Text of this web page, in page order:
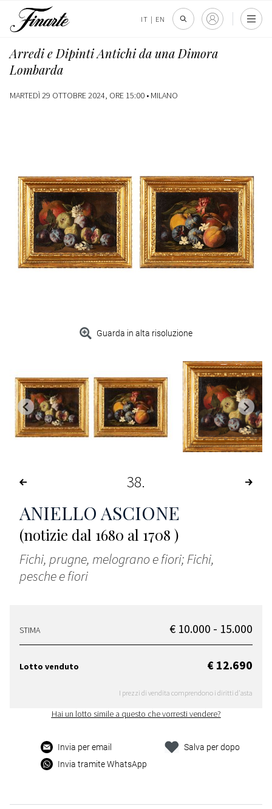
IT | EN
Arredi e Dipinti Antichi da una Dimora
Lombarda
MARTEDÌ 29 OTTOBRE 2024, ORE 15:00 • MILANO
Guarda in alta risoluzione
38
ANIELLO ASCIONE
(notizie dal 1680 al 1708 )
Fichi, prugne, melograno e fiori; Fichi,
pesche e fiori
STIMA € 10.000 - 15.000
Lotto venduto € 12.690
I prezzi di vendita comprendono i diritti d'asta
Hai un lotto simile a questo che vorresti vendere?
Invia per email
Invia tramite WhatsApp
Salva per dopo